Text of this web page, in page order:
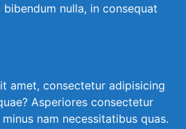
nulla, in consequat
amet, consectetur adipisicing
Asperiores consectetur
nam necessitatibus quas.